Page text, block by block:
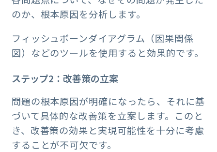
のか、根本原因を分析します。
フィッシュボーンダイアグラム（因果関係
図）などのツールを使用すると効果的です。
ステップ2：改善策の立案
問題の根本原因が明確になったら、それに基
づいて具体的な改善策を立案します。このと
き、改善策の効果と実現可能性を十分に考慮
することが不可欠です。